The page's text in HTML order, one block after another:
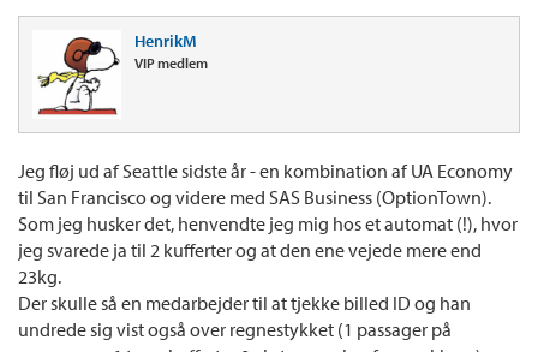
HenrikM
VIP medlem
Jeg fløj ud af Seattle sidste år - en kombination af UA Economy
til San Francisco og videre med SAS Business (OptionTown).
Som jeg husker det, henvendte jeg mig hos et automat (!), hvor
jeg svarede ja til 2 kufferter og at den ene vejede mere end
23kg.
Der skulle så en medarbejder til at tjekke billed ID og han
undrede sig vist også over regnestykket (1 passager på